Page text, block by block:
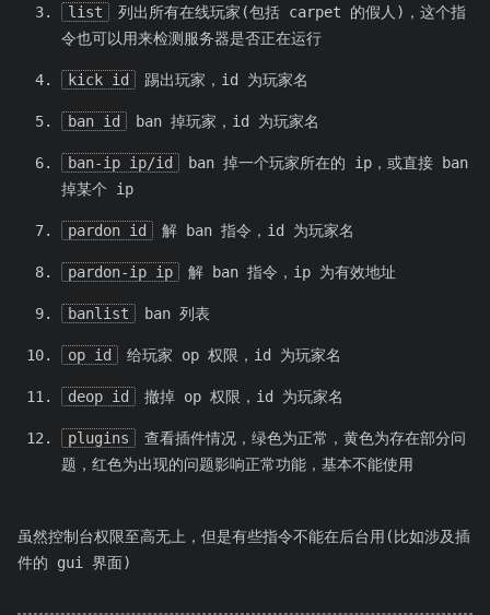
list
列出所有在线玩家(包括 carpet 的假人)，这个指
令也可以用来检测服务器是否正在运行
kick id 踢出玩家，id 为玩家名
ban id ban 掉玩家，id 为玩家名
ban-ip ip/id
ban 掉一个玩家所在的 ip，或直接 ban
掉某个 ip
pardon id 解 ban 指令，id 为玩家名
pardon-ip ip 解 ban 指令，ip 为有效地址
banlist ban 列表
op id 给玩家 op 权限，id 为玩家名
deop id 撤掉 op 权限，id 为玩家名
plugins
查看插件情况，绿色为正常，黄色为存在部分问
题，红色为出现的问题影响正常功能，基本不能使用
虽然控制台权限至高无上，但是有些指令不能在后台用(比如涉及插
件的 gui 界面)